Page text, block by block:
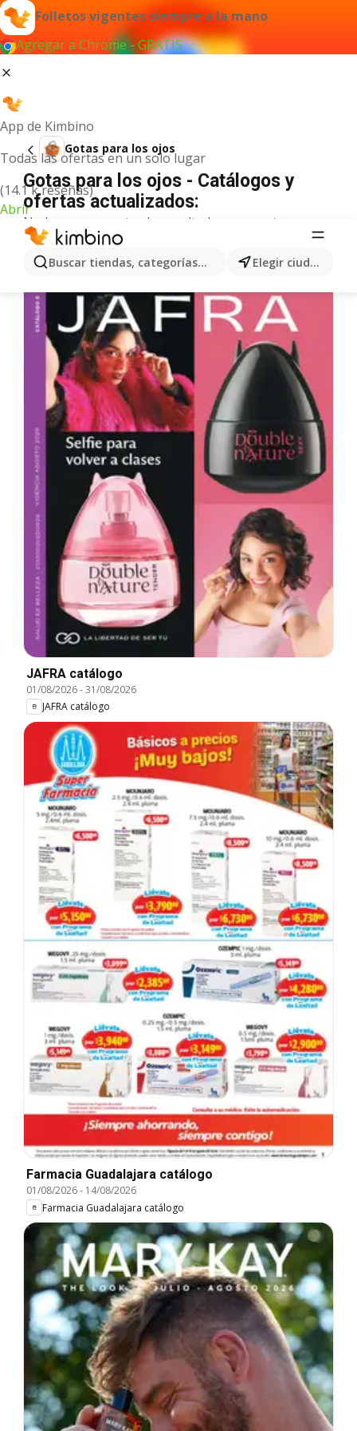
Folletos vigentes siempre a la mano
Agregar a Chrome - GRATIS
App de Kimbino
Todas las ofertas en un solo lugar
(14.1 k reseñas)
Abrir
Buscar tiendas, categorías, productos... Elegir ciudad
Gotas para los ojos
Gotas para los ojos - Catálogos y
ofertas actualizados:
No hemos encontrado resultados para este
término.
Más ofertas en la categoría
JAFRA catálogo
01/08/2026-31/08/2026
JAFRA catálogo
Farmacia Guadalajara catálogo
01/08/2026- 14/08/2026
Farmacia Guadalajara catálogo